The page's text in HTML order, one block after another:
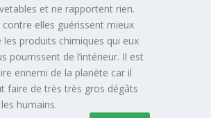
et ne rapportent rien.
contre elles guérissent mieux
les produits chimiques qui eux
pourrissent de l’intérieur. Il est
ennemi de la planète car il
faire de très très gros dégâts
humains.